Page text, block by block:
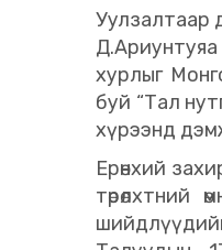
Уулзалтаар
хурлыг
буй “Тал
хүрээнд
Ерөнхий
төрөлхтний